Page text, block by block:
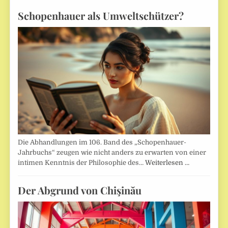
Schopenhauer als Umweltschützer?
Die Abhandlungen im 106. Band des „Schopenhauer-
Jahrbuchs“ zeugen wie nicht anders zu erwarten von einer
intimen Kenntnis der Philosophie des…Weiterlesen …
Der Abgrund von Chişinău